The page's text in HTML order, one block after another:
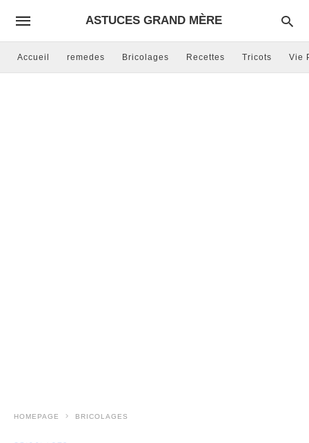
ASTUCES GRAND MÈRE
Accueil remedes Bricolages Recettes Tricots Vie
HOMEPAGE BRICOLAGES